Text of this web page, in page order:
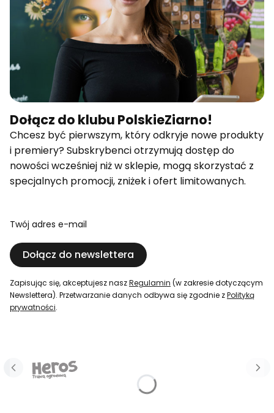
Dołącz do klubu PolskieZiarno!
Chcesz być pierwszym, który odkryje nowe produkty
i premiery? Subskrybenci otrzymują dostęp do
nowości wcześniej niż w sklepie, mogą skorzystać z
specjalnych promocji, zniżek i ofert limitowanych.
Twój adres e-mail
Dołącz do newslettera
Zapisując się, akceptujesz naszRegulamin (w zakresie dotyczącym
Newslettera). Przetwarzanie danych odbywa się zgodnie zPolityką
prywatności.
Naciśnij Enter lub spację, aby otworzyć stronę.
Naciśnij Enter lub spację, aby otworzyć stronę.
Naciśnij Enter lub spację, aby otworzyć stronę.
Naciśnij Enter lub spację, aby otworzyć stronę.
Naciśnij Enter lub spację, aby otworzyć stronę.
Naciśnij Enter lub spację, aby otworzyć stronę.